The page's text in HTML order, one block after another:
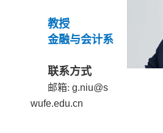
教授
金融与会计系
联系方式
邮箱: g.niu@s
wufe.edu.cn